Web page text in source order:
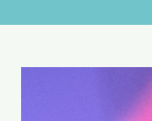
Aktion